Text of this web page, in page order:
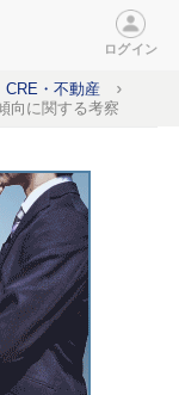
ログイン
CRE・不動産
向に関する考察